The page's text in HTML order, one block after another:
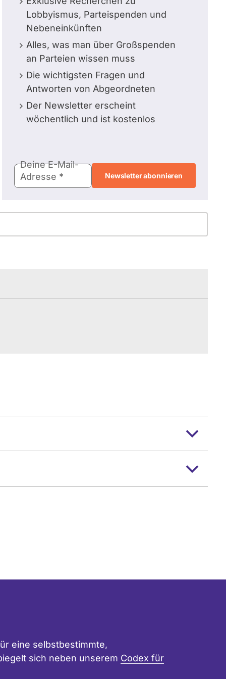
Lobbyismus, Parteispenden und
Nebeneinkünften
Alles, was man über Großspenden
an Parteien wissen muss
Die wichtigsten Fragen und
Antworten von Abgeordneten
Der Newsletter erscheint
wöchentlich und ist kostenlos
Mail-
Adresse
Deine E-Mail-
Adresse
eine selbstbestimmte,
sich neben unserem Codex für